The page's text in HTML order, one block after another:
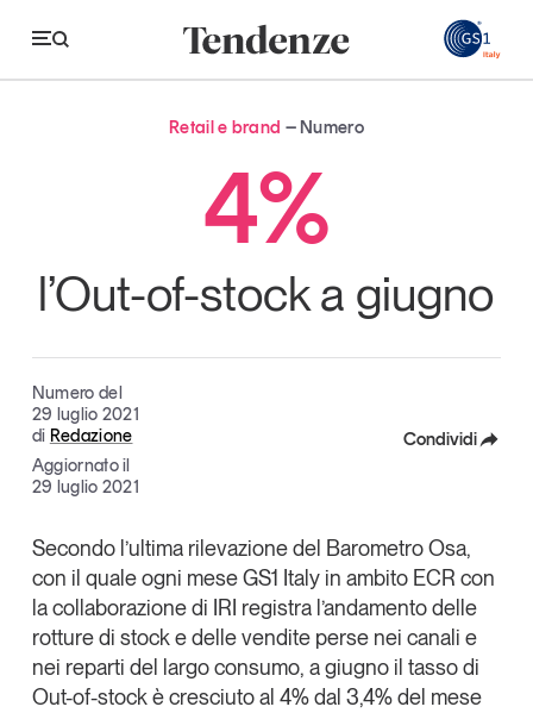
Tendenze
Economia e consumi
Innovazione
Logistica
Retail e brand
Sostenibilità
Grandi temi
Articoli
Opinioni
Dossier
Il Numero
Interviste
Tutti gli studi e le ricerche
Retail e brand Numero
4%
l’Out-of-stock a giugno
Numero del
29 luglio 2021
di Redazione
Aggiornato il
29 luglio 2021
Condividi
Linkedin
Secondo l’ultima rilevazione del Barometro Osa,
con il quale ogni meseGS1 Italy in ambito ECR con
la collaborazione di IRI registra l’andamento delle
rotture di stock e delle vendite perse nei canali e
nei reparti del largo consumo, a giugno il tasso di
Out-of-stock è cresciuto al 4% dal 3,4% del mese